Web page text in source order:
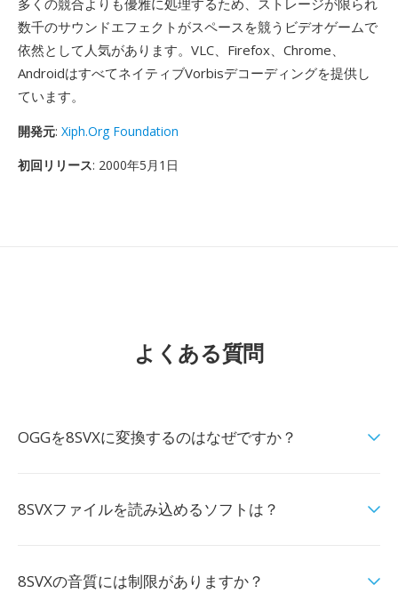
多くの競合よりも優雅に処理するため、ストレージが限られ
数千のサウンドエフェクトがスペースを競うビデオゲームで
依然として人気があります。VLC、Firefox、Chrome、
AndroidはすべてネイティブVorbisデコーディングを提供し
ています。
開発元: Xiph.Org Foundation
初回リリース: 2000年5月1日
よくある質問
OGGを8SVXに変換するのはなぜですか？
8SVXファイルを読み込めるソフトは？
8SVXの音質には制限がありますか？